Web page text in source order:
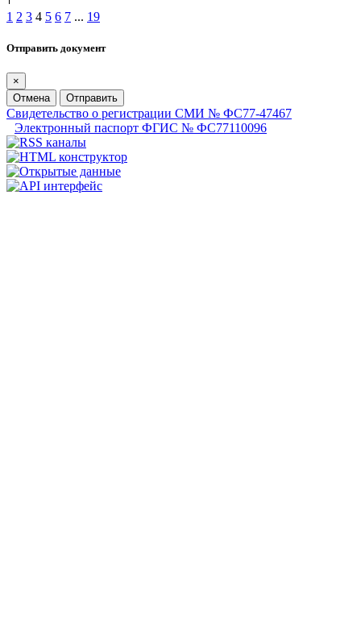
1 2 3 4 5 6 7 ... 19
Отправить документ
×
Отмена
Отправить
Свидетельство о регистрации СМИ № ФС77-47467
Электронный паспорт ФГИС № ФС77110096